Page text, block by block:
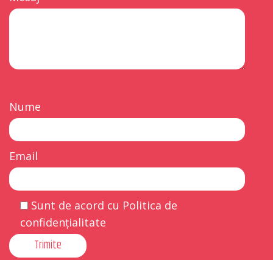
Nume
Email
Sunt de acord cu Politica de
confidențialitate